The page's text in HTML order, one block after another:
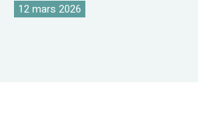
grues
12 mars 2026